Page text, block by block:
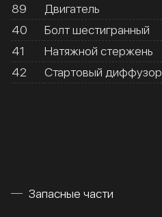
89
Двигатель
40
Болт шестигранный
41
Натяжной стержень
42
Стартовый диффузор
Запасные части